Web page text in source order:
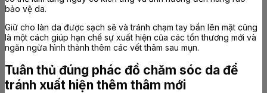
bảo vệ da.
Giữ cho làn da được sạch sẽ và tránh chạm tay bẩn lên mặt cũng
là một cách giúp hạn chế sự xuất hiện của các tổn thương mới và
ngăn ngừa hình thành thêm các vết thâm sau mụn.
Tuân thủ đúng phác đồ chăm sóc da để
tránh xuất hiện thêm thâm mới